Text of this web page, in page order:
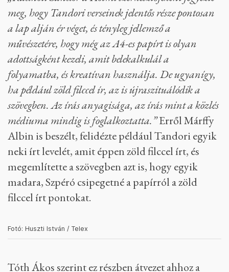
meg, hogy Tandori verseinek jelentős része pontosan
a lap alján ér véget, és tényleg jellemző a
művészetére, hogy még az A4-es papírt is olyan
adottságként kezeli, amit belekalkulál a
folyamatba, és kreatívan használja. De ugyanígy,
ha például zöld filccel ír, az is újraszituálódik a
szövegben. Az írás anyagisága, az írás mint a közlés
médiuma mindig is foglalkoztatta.”Erről Márffy
Albin is beszélt, felidézte például Tandori egyik
neki írt levelét, amit éppen zöld filccel írt, és
megemlítette a szövegben azt is, hogy egyik
madara, Szpéró csipegetné a papírról a zöld
filccel írt pontokat.